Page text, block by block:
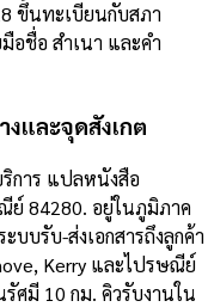
ขึ้นทะเบียนกับสภา
อชื่อ สำเนา และคำ
และจุดสังเกต
การ แปลหนังสือ
84280. อยู่ในภูมิภาค
บบรับ-ส่งเอกสารถึงลูกค้า
Kerry และไปรษณีย์
รัศมี 10 กม. คิวรับงานใน